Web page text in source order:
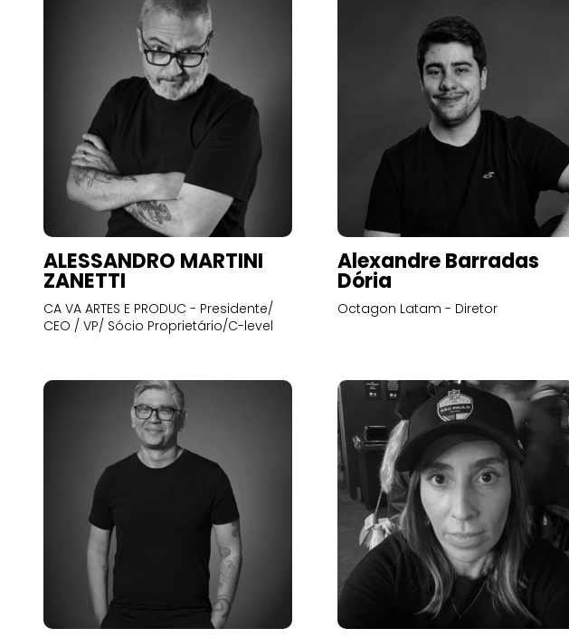
ALESSANDRO MARTINI
ZANETTI
CA VA ARTES E PRODUC - Presidente/
CEO / VP/ Sócio Proprietário/C-level
Alexandre Barradas
Dória
Octagon Latam - Diretor